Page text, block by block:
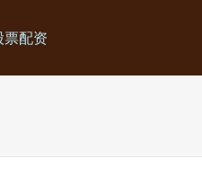
配资